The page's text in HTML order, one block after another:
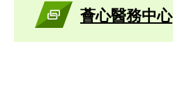
薈心醫務中心